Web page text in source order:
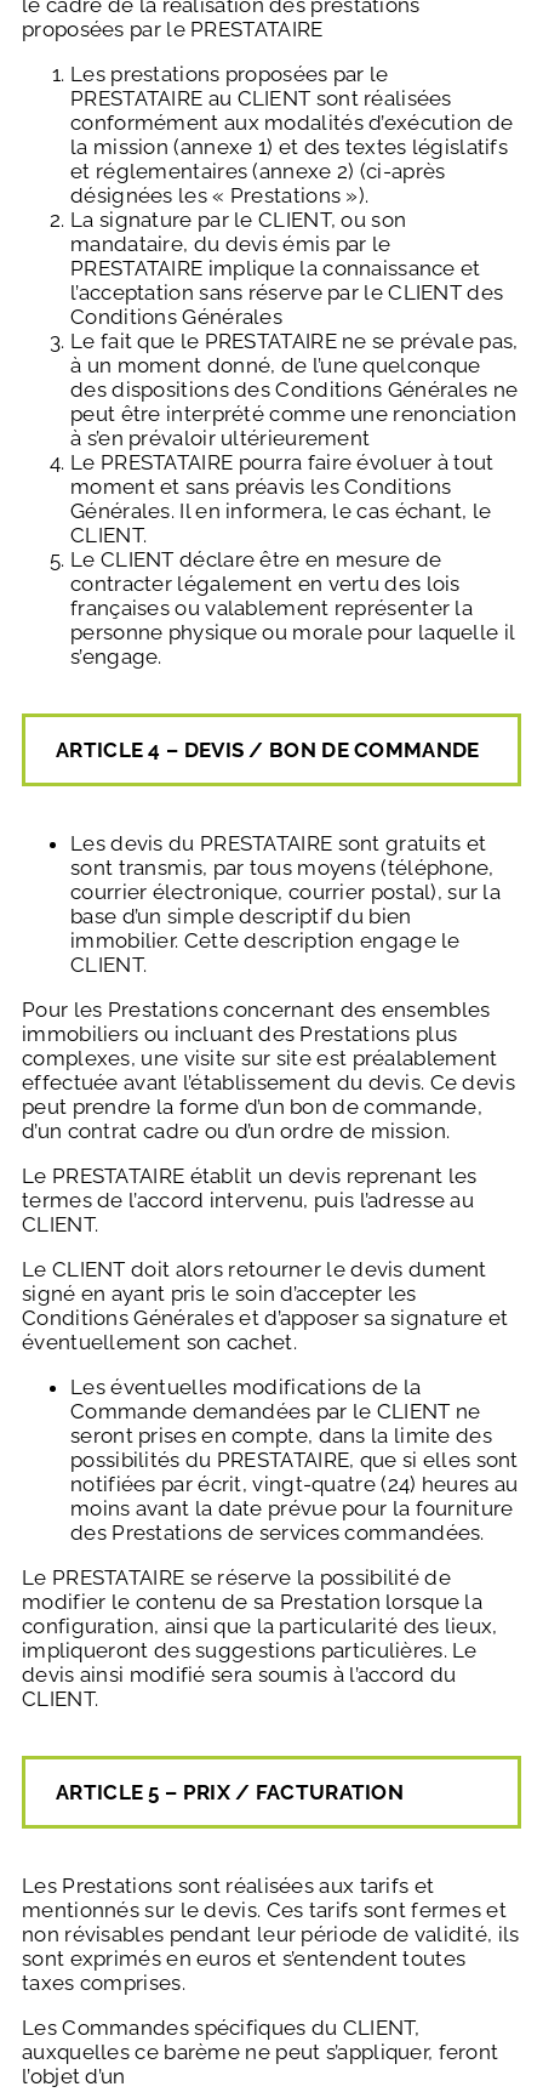
le cadre de la réalisation des prestations
proposées par le PRESTATAIRE
Les prestations proposées par le
PRESTATAIRE au CLIENT sont réalisées
conformément aux modalités d’exécution de
la mission (annexe 1) et des textes législatifs
et réglementaires (annexe 2) (ci-après
désignées les « Prestations »).
La signature par le CLIENT, ou son
mandataire, du devis émis par le
PRESTATAIRE implique la connaissance et
l’acceptation sans réserve par le CLIENT des
Conditions Générales
Le fait que le PRESTATAIRE ne se prévale pas,
à un moment donné, de l’une quelconque
des dispositions des Conditions Générales ne
peut être interprété comme une renonciation
à s’en prévaloir ultérieurement
Le PRESTATAIRE pourra faire évoluer à tout
moment et sans préavis les Conditions
Générales. Il en informera, le cas échant, le
CLIENT.
Le CLIENT déclare être en mesure de
contracter légalement en vertu des lois
françaises ou valablement représenter la
personne physique ou morale pour laquelle il
s’engage.
ARTICLE 4 – DEVIS / BON DE COMMANDE
Les devis du PRESTATAIRE sont gratuits et
sont transmis, par tous moyens (téléphone,
courrier électronique, courrier postal), sur la
base d’un simple descriptif du bien
immobilier. Cette description engage le
CLIENT.
Pour les Prestations concernant des ensembles
immobiliers ou incluant des Prestations plus
complexes, une visite sur site est préalablement
effectuée avant l’établissement du devis. Ce devis
peut prendre la forme d’un bon de commande,
d’un contrat cadre ou d’un ordre de mission.
Le PRESTATAIRE établit un devis reprenant les
termes de l’accord intervenu, puis l’adresse au
CLIENT.
Le CLIENT doit alors retourner le devis dument
signé en ayant pris le soin d’accepter les
Conditions Générales et d’apposer sa signature et
éventuellement son cachet.
Les éventuelles modifications de la
Commande demandées par le CLIENT ne
seront prises en compte, dans la limite des
possibilités du PRESTATAIRE, que si elles sont
notifiées par écrit, vingt-quatre (24) heures au
moins avant la date prévue pour la fourniture
des Prestations de services commandées.
Le PRESTATAIRE se réserve la possibilité de
modifier le contenu de sa Prestation lorsque la
configuration, ainsi que la particularité des lieux,
impliqueront des suggestions particulières. Le
devis ainsi modifié sera soumis à l’accord du
CLIENT.
ARTICLE 5 – PRIX / FACTURATION
Les Prestations sont réalisées aux tarifs et
mentionnés sur le devis. Ces tarifs sont fermes et
non révisables pendant leur période de validité, ils
sont exprimés en euros et s’entendent toutes
taxes comprises.
Les Commandes spécifiques du CLIENT,
auxquelles ce barème ne peut s’appliquer, feront
l’objet d’un